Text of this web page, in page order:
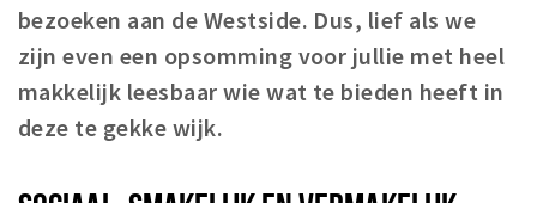
bezoeken aan de Westside. Dus, lief als we
zijn even een opsomming voor jullie met heel
makkelijk leesbaar wie wat te bieden heeft in
deze te gekke wijk.